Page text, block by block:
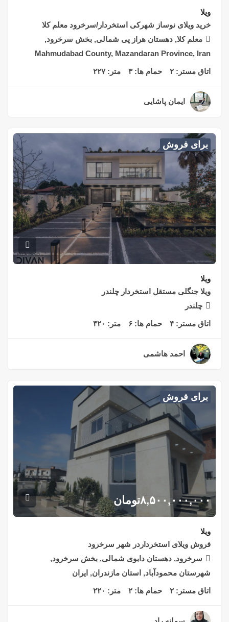
ویلا
خرید ویلای نوساز شهرکی استخردار/سرخرود معلم کلا
معلم کلا, دهستان هراز پی شمالی, بخش سرخرود,
Mahmudabad County, Mazandaran Province, Iran
اتاق مستر: ۲ حمام ها:۳ متر:۲۲۷
ایمان پاشایی
برای فروش
ویلا
ویلا جنگلی مستقل استخردار چلندر
چلندر
اتاق مستر: ۴ حمام ها: ۶ متر: ۴۲۰
احمد هاشمی
برای فروش
۸,۵۰۰,۰۰۰,۰۰۰تومان
ویلا
فروش ویلای استخرداردر شهر سرخرود
سرخرود, دهستان دابوی شمالی, بخش سرخرود,
شهرستان محمودآباد, استان مازندران, ایران
اتاق مستر: ۲ حمام ها: ۲ متر: ۲۲۰